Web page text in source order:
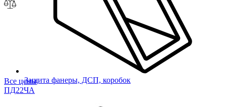
Защита фанеры, ДСП, коробок
Все цены
ПД22ЧА